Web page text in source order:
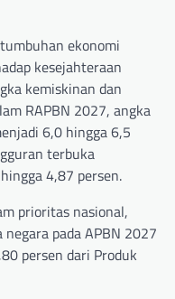
ekonomi
kesejahteraan
kemiskinan dan
RAPBN 2027, angka
6,0 hingga 6,5
terbuka
4,87 persen.
prioritas nasional,
pada APBN 2027
persen dari Produk